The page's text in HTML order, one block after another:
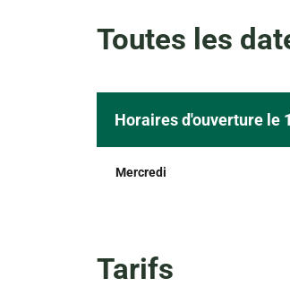
Toutes les
Horaires d'ouverture le
Mercredi
Tarifs